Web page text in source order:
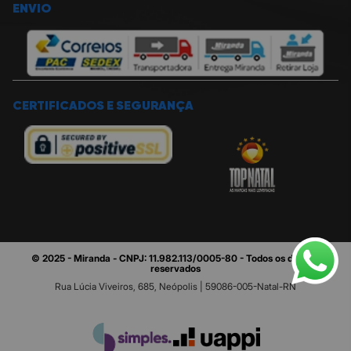
ENVIO
CERTIFICADOS E SEGURANÇA
© 2025 - Miranda - CNPJ: 11.982.113/0005-80 - Todos os direitos
reservados
Rua Lúcia Viveiros, 685, Neópolis | 59086-005-Natal-RN